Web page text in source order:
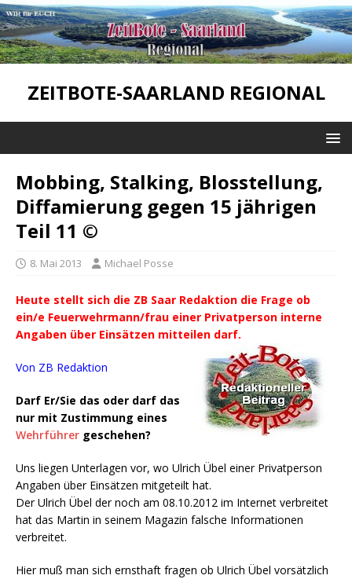
ZEITBOTE-SAARLAND REGIONAL
Mobbing, Stalking, Blosstellung,
Diffamierung gegen 15 jährigen
Teil 11 ©
8. Mai 2013 Michael Posse
Heute stellt sich die ZB Saar Redaktion die Frage ob
ein/e Feuerwehrmann/frau einer Privatperson interne
Angaben über Einsätzen mitteilen darf.
Von ZB Redaktion
Darf Er/Sie das oder darf das
nur mit Zustimmung eines
Wehrführer geschehen?
Uns liegen Unterlagen vor, wo Ulrich Übel einer Privatperson
Angaben über Einsätzen mitgeteilt hat.
Der Ulrich Übel der noch am 08.10.2012 im Internet verbreitet
hat das Martin in seinem Magazin falsche Informationen
verbreitet.
Hier muß man sich ernsthaft fragen ob Ulrich Übel vorsätzlich